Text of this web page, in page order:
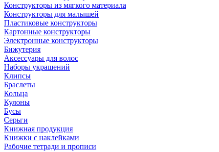
Конструкторы из мягкого материала
Конструкторы для малышей
Пластиковые конструкторы
Картонные конструкторы
Электронные конструкторы
Бижутерия
Аксессуары для волос
Наборы украшений
Клипсы
Браслеты
Кольца
Кулоны
Бусы
Серьги
Книжная продукция
Книжки с наклейками
Рабочие тетради и прописи